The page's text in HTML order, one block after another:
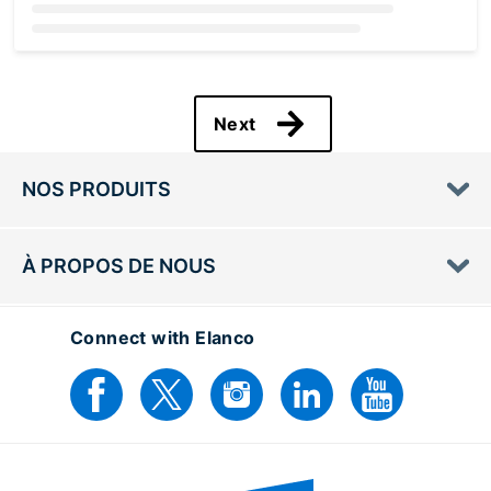
Next
NOS PRODUITS
À PROPOS DE NOUS
Connect with Elanco